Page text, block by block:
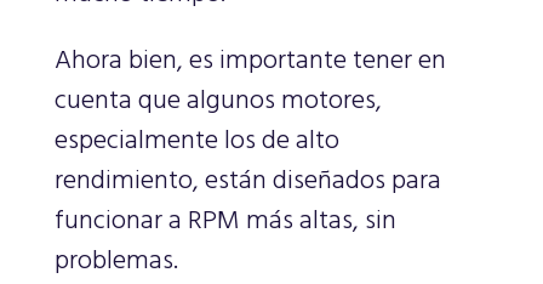
Ahora bien, es importante tener en
cuenta que algunos motores,
especialmente los de alto
rendimiento, están diseñados para
funcionar a RPM más altas, sin
problemas.